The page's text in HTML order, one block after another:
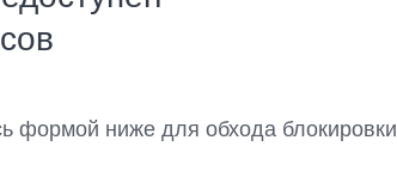
формой ниже для обхода блокировки